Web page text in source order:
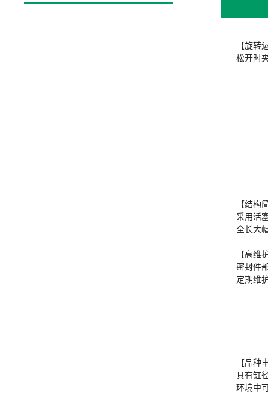
【旋转
松开时
【结构
采用活
全长大
【高维
密封件
定期维
【品种
具有缸
环境中